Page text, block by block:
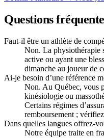
Questions
Faut-il être un athlète de
Non. La physiothérapie
active ou ayant une
dimanche au joueur de
Ai-je besoin d’une référence
Non. Au Québec, vous
kinésiologie ou
Certains régimes
remboursement ;
Dans quelles langues offrez-
Notre équipe traite en